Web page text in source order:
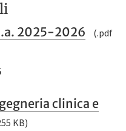
2025-2026
(.pdf
clinica e
KB)